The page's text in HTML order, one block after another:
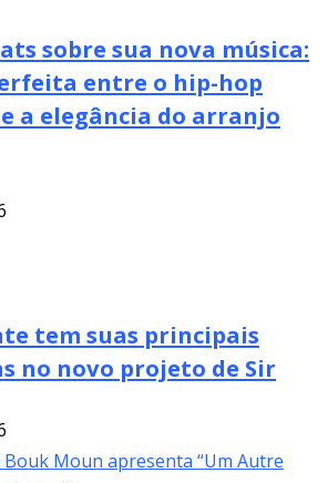
sobre sua nova música:
entre o hip-hop
a elegância do arranjo
tem suas principais
no novo projeto de Sir